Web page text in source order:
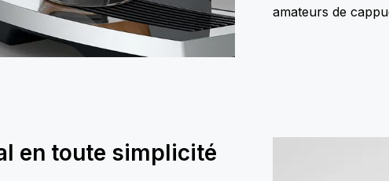
amateurs de
en toute simplicité